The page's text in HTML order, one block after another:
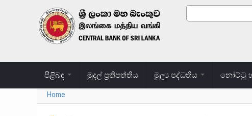
Skip to main content
Search
පිළිබඳ මුදල් ප්‍රතිපත්තිය මූල්‍ය පද්ධතිය නෝට්ටු
You are here
Home